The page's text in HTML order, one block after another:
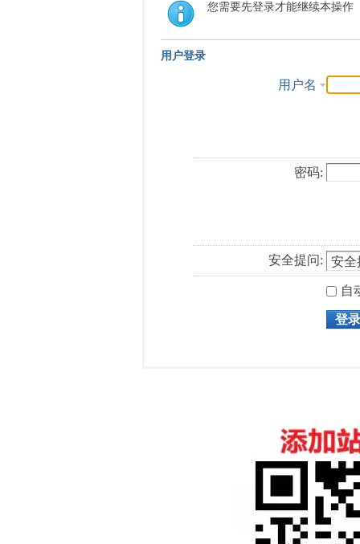
您需要先登录才能继续本操作
用户登录
用户名
密码:
安全提问:
自
登录